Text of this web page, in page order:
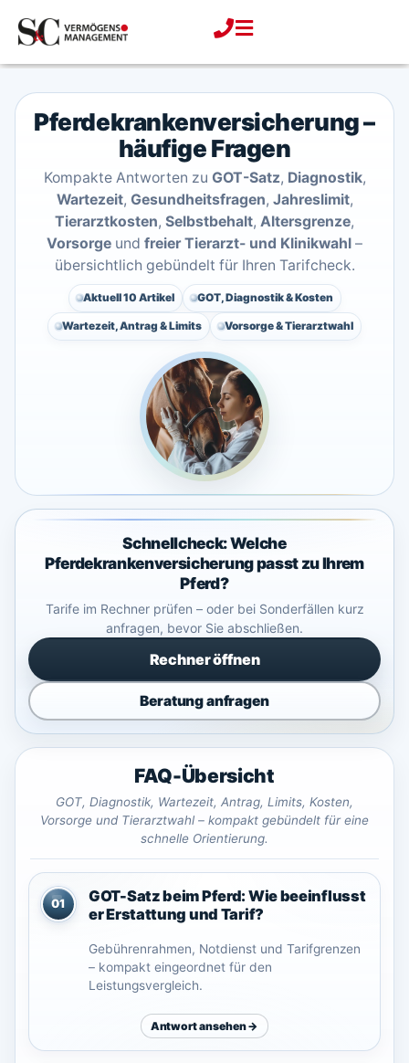
Inhalt
Pferdekrankenversicherung –
häufige Fragen
Kompakte Antworten zu GOT-Satz, Diagnostik,
Wartezeit, Gesundheitsfragen, Jahreslimit,
Tierarztkosten, Selbstbehalt, Altersgrenze,
Vorsorge und freier Tierarzt- und Klinikwahl –
übersichtlich gebündelt für Ihren Tarifcheck.
Aktuell 10 Artikel GOT, Diagnostik & Kosten
Wartezeit, Antrag & Limits Vorsorge & Tierarztwahl
Pferdekrankenversicherung –
Schnellcheck: Welche
Pferdekrankenversicherung passt zu Ihrem
Pferd?
Tarife im Rechner prüfen – oder bei Sonderfällen kurz
anfragen, bevor Sie abschließen.
Rechner öffnen
Beratung anfragen
FAQ-Übersicht
GOT, Diagnostik, Wartezeit, Antrag, Limits, Kosten,
Vorsorge und Tierarztwahl – kompakt gebündelt für eine
schnelle Orientierung.
01
GOT-Satz beim Pferd: Wie beeinflusst
er Erstattung und Tarif?
Gebührenrahmen, Notdienst und Tarifgrenzen
– kompakt eingeordnet für den
Leistungsvergleich.
Antwort ansehen →